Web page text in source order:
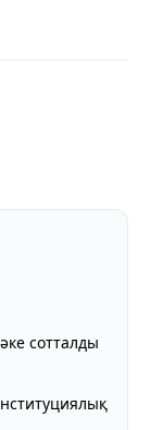
сотталды